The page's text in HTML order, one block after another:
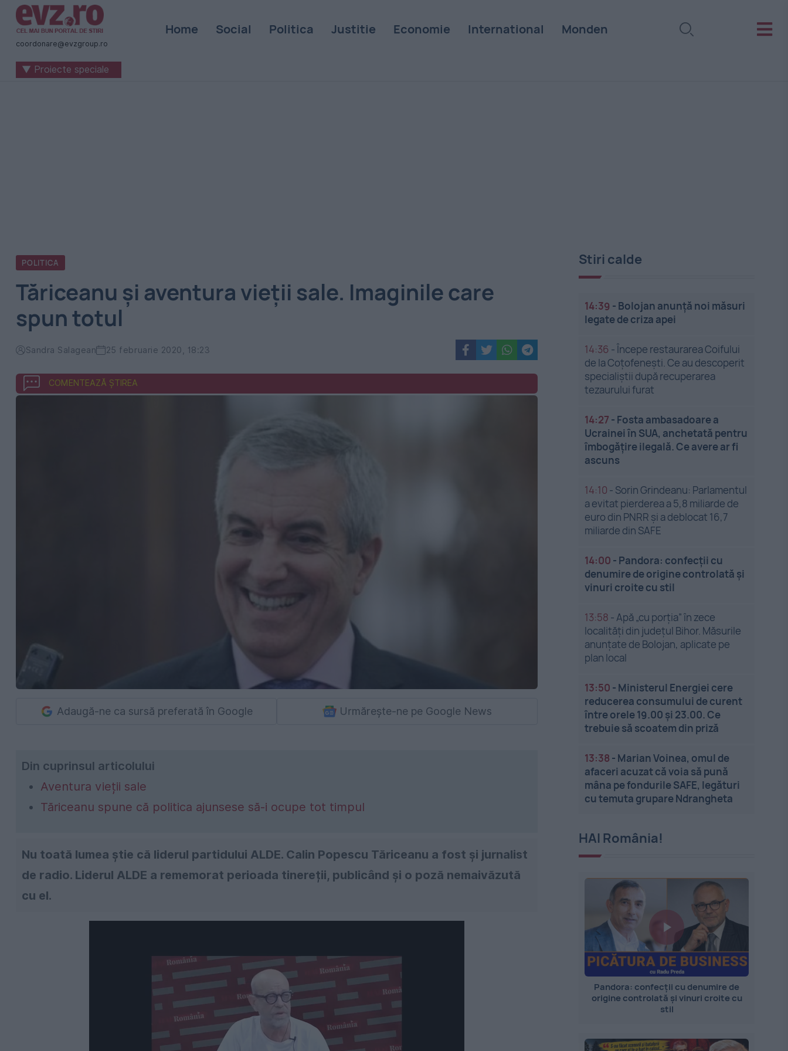
Știri
naționale
internaționale
coordonare@evzgroup.ro
Home Social Politica Justitie Economie International Monden
▼ Proiecte speciale
POLITICA
Tăriceanu și aventura vieții sale. Imaginile care
spun totul
Sandra Salagean 25 februarie 2020, 18:23
COMENTEAZĂ ȘTIREA
Adaugă-ne ca sursă preferată în Google Urmărește-ne pe Google News
Din cuprinsul articolului
Aventura vieții sale
Tăriceanu spune că politica ajunsese să-i ocupe tot timpul
Nu toată lumea știe că liderul partidului ALDE. Calin Popescu Tăriceanu a fost și jurnalist
de radio. Liderul ALDE a rememorat perioada tinereții, publicând și o poză nemaivăzută
cu el.
Stiri calde
14:39 - Bolojan anunță noi măsuri
legate de criza apei
14:36 -Începe restaurarea Coifului
de la Coțofenești. Ce au descoperit
specialiștii după recuperarea
tezaurului furat
14:27 - Fosta ambasadoare a
Ucrainei în SUA, anchetată pentru
îmbogățire ilegală. Ce avere ar fi
ascuns
14:10 - Sorin Grindeanu: Parlamentul
a evitat pierderea a 5,8 miliarde de
euro din PNRR și a deblocat 16,7
miliarde din SAFE
14:00 - Pandora: confecții cu
denumire de origine controlată și
vinuri croite cu stil
13:58 -Apă „cu porția” în zece
localități din județul Bihor. Măsurile
anunțate de Bolojan, aplicate pe
plan local
13:50 - Ministerul Energiei cere
reducerea consumului de curent
între orele 19.00 și 23.00. Ce
trebuie să scoatem din priză
13:38 - Marian Voinea, omul de
afaceri acuzat că voia să pună
mâna pe fondurile SAFE, legături
cu temuta grupare Ndrangheta
HAI România!
Pandora: confecții cu denumire de
origine controlată și vinuri croite cu
stil